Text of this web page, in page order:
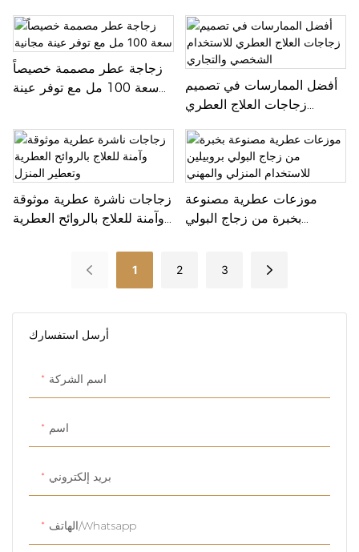
أرسل استفسارك
اسم الشركة
اسم
بريد إلكتروني
الهاتف/whatsapp
زجاجة عطر مصممة خصيصاً
سعة 100 مل مع توفر عينة
أفضل الممارسات في تصميم
زجاجات العلاج العطري
زجاجات ناشرة عطرية موثوقة
وآمنة للعلاج بالروائح العطرية
موزعات عطرية مصنوعة
بخبرة من زجاج البولي
1 2 3